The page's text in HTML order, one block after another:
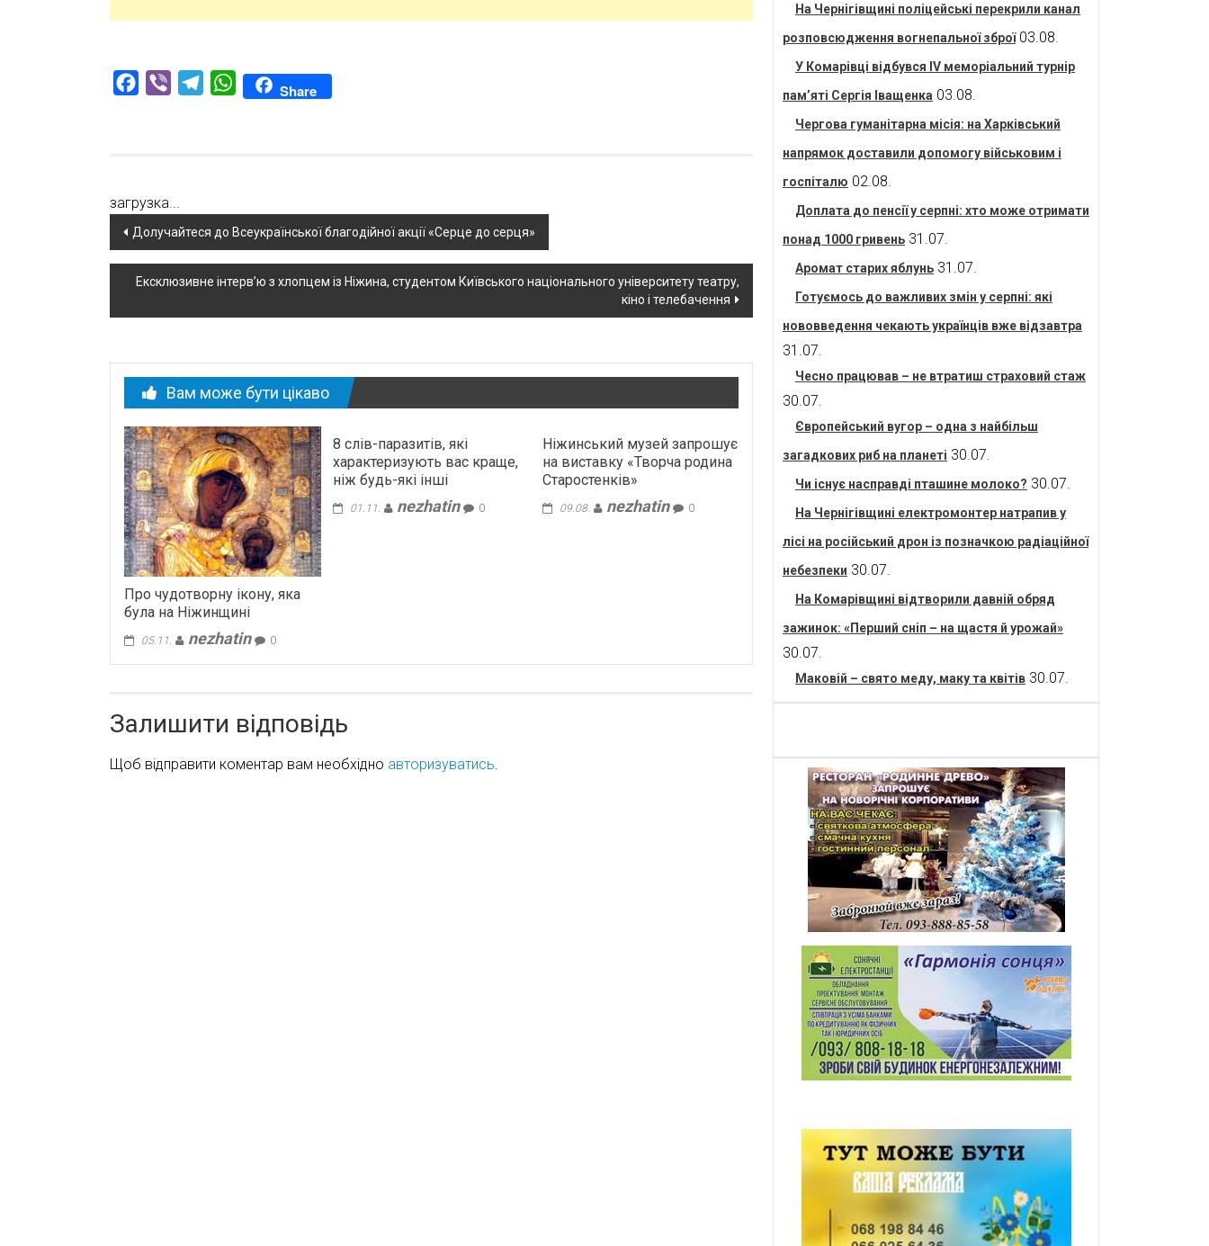
Facebook
Viber TelegramWhatsAppShare
загрузка...
Навігація
по
новині
Долучайтеся до Всеукраїнської благодійної акції «Серце до серця»
Ексклюзивне інтерв’ю з хлопцем із Ніжина, студентом Київського національного університету театру,
кіно і телебачення
Вам може бути цікаво
Про чудотворну ікону, яка
була на Ніжинщині
05.11. nezhatin 0
8 слів-паразитів, які
характеризують вас краще,
ніж будь-які інші
01.11. nezhatin 0
Ніжинський музей запрошує
на виставку «Творча родина
Старостенків»
09.08. nezhatin 0
Залишити відповідь
Щоб відправити коментар вам необхідно авторизуватись.
На Чернігівщині поліцейські перекрили канал
розповсюдження вогнепальної зброї 03.08.
У Комарівці відбувся IV меморіальний турнір
пам’яті Сергія Іващенка 03.08.
Чергова гуманітарна місія: на Харківський
напрямок доставили допомогу військовим і
госпіталю 02.08.
Доплата до пенсії у серпні: хто може отримати
понад 1000 гривень 31.07.
Аромат старих яблунь 31.07.
Готуємось до важливих змін у серпні: які
нововведення чекають українців вже відзавтра
31.07.
Чесно працював – не втратиш страховий стаж
30.07.
Європейський вугор – одна з найбільш
загадкових риб на планеті 30.07.
Чи існує насправді пташине молоко? 30.07.
На Чернігівщині електромонтер натрапив у
лісі на російський дрон із позначкою радіаційної
небезпеки 30.07.
На Комарівщині відтворили давній обряд
зажинок: «Перший сніп – на щастя й урожай»
30.07.
Маковій – свято меду, маку та квітів 30.07.